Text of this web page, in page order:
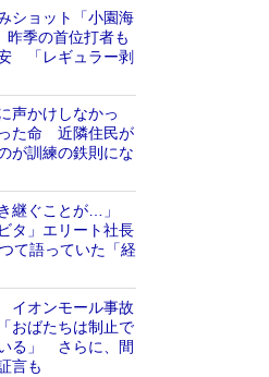
ショット「小園海
季の首位打者も
「レギュラー剥
声かけしなかっ
た命 近隣住民が
が訓練の鉄則にな
き継ぐことが…」
タ」エリート社長
て語っていた「経
イオンモール事故
おばたちは制止で
る」 さらに、間
言も